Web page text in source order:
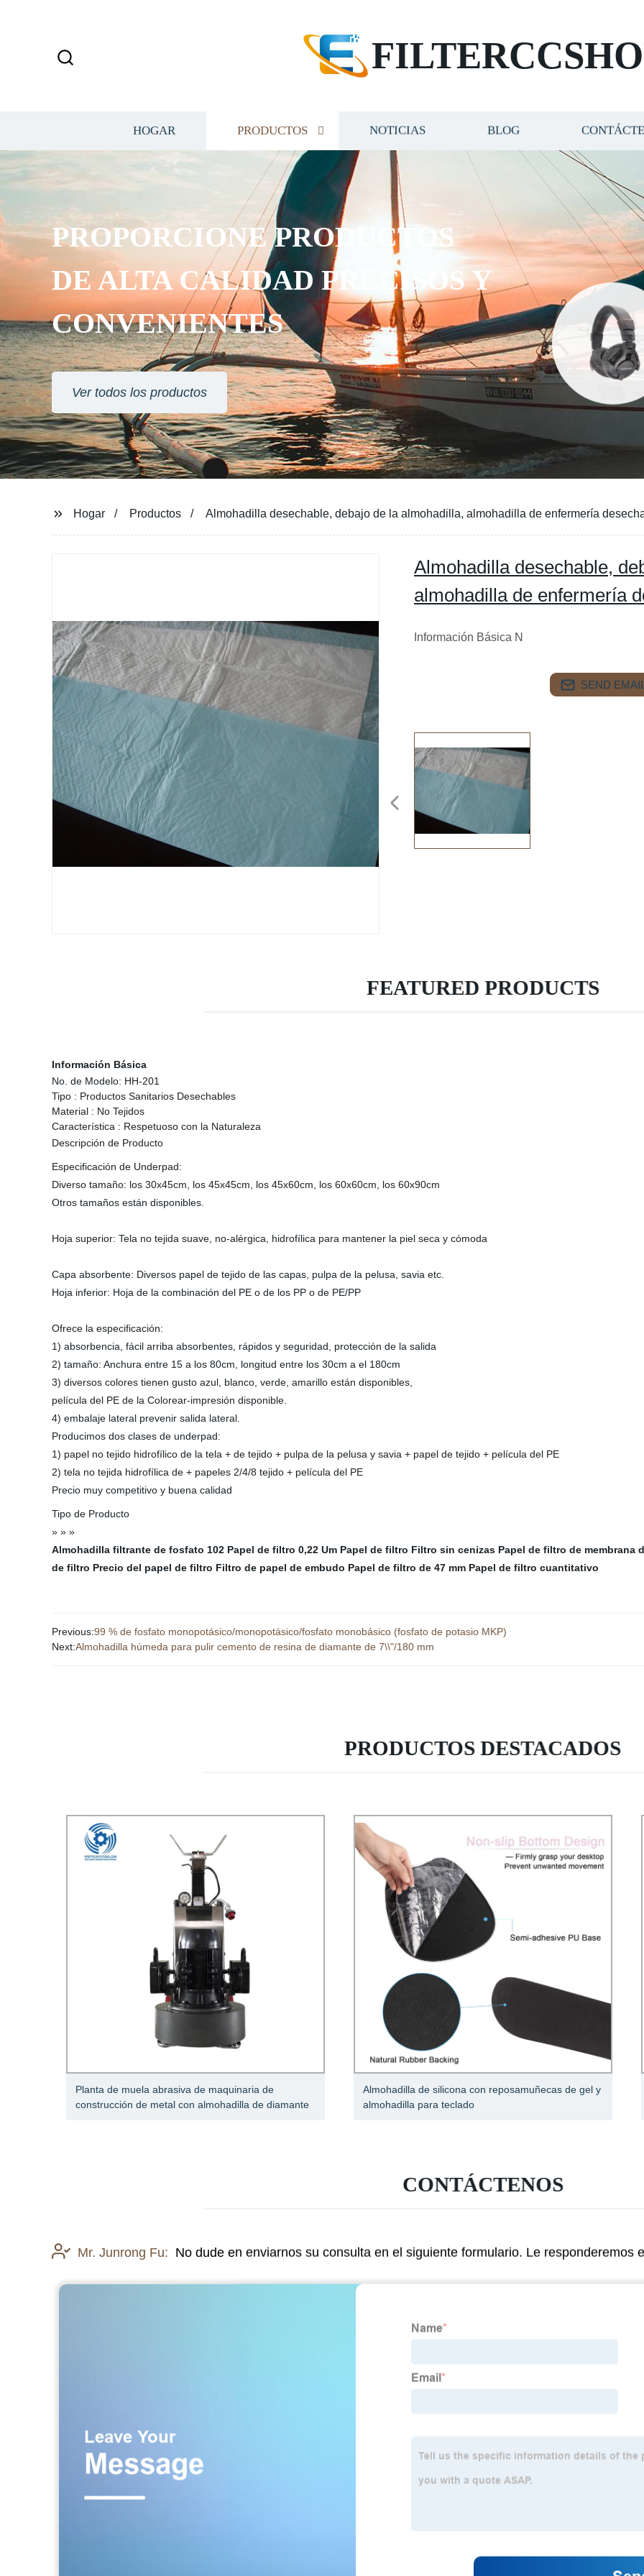
HOGAR PRODUCTOS NOTICIAS BLOG
PROPORCIONE PRODUCTOS
DE ALTA CALIDAD PRECISOS Y
CONVENIENTES
Ver todos los productos
Hogar Productos Almohadilla desechable, debajo de la almohadilla, almohadilla de enfermería
Almohadilla desechable,
almohadilla de enfermería
Información Básica N
SEND
FEATURED PRODUCTS
Información Básica
No. de Modelo: HH-201
Tipo : Productos Sanitarios Desechables
Material : No Tejidos
Característica : Respetuoso con la Naturaleza
Descripción de Producto
Especificación de Underpad:
Diverso tamaño: los 30x45cm, los 45x45cm, los 45x60cm, los 60x60cm, los 60x90cm
Otros tamaños están disponibles.
Hoja superior: Tela no tejida suave, no-alérgica, hidrofílica para mantener la piel seca y cómoda
Capa absorbente: Diversos papel de tejido de las capas, pulpa de la pelusa, savia etc.
Hoja inferior: Hoja de la combinación del PE o de los PP o de PE/PP
Ofrece la especificación:
1) absorbencia, fácil arriba absorbentes, rápidos y seguridad, protección de la salida
2) tamaño: Anchura entre 15 a los 80cm, longitud entre los 30cm a el 180cm
3) diversos colores tienen gusto azul, blanco, verde, amarillo están disponibles,
película del PE de la Colorear-impresión disponible.
4) embalaje lateral prevenir salida lateral.
Producimos dos clases de underpad:
1) papel no tejido hidrofílico de la tela + de tejido + pulpa de la pelusa y savia + papel de tejido + película del PE
2) tela no tejida hidrofílica de + papeles 2/4/8 tejido + película del PE
Precio muy competitivo y buena calidad
Tipo de Producto
» » »
Almohadilla filtrante de fosfato 102 Papel de filtro 0,22 Um Papel de filtro Filtro sin cenizas Papel de filtro de membrana
de filtro Precio del papel de filtro Filtro de papel de embudo Papel de filtro de 47 mm Papel de filtro cuantitativo
Previous:99 % de fosfato monopotásico/monopotásico/fosfato monobásico (fosfato de potasio MKP)
Next:Almohadilla húmeda para pulir cemento de resina de diamante de 7\\"/180 mm
PRODUCTOS DESTACADOS
Planta de muela abrasiva de maquinaria de
construcción de metal con almohadilla de diamante
Almohadilla de silicona con reposamuñecas de gel y
almohadilla para teclado
CONTÁCTENOS
Mr. Junrong Fu: No dude en enviarnos su consulta en el siguiente formulario. Le responderemos